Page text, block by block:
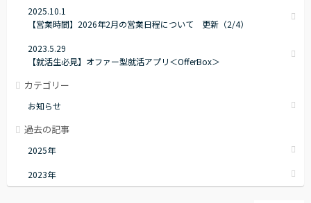
2025.10.1
【営業時間】2026年2月の営業日程について 更新（2/4）
2023.5.29
【就活生必見】オファー型就活アプリ＜OfferBox＞
カテゴリー
お知らせ
過去の記事
2025年
2023年